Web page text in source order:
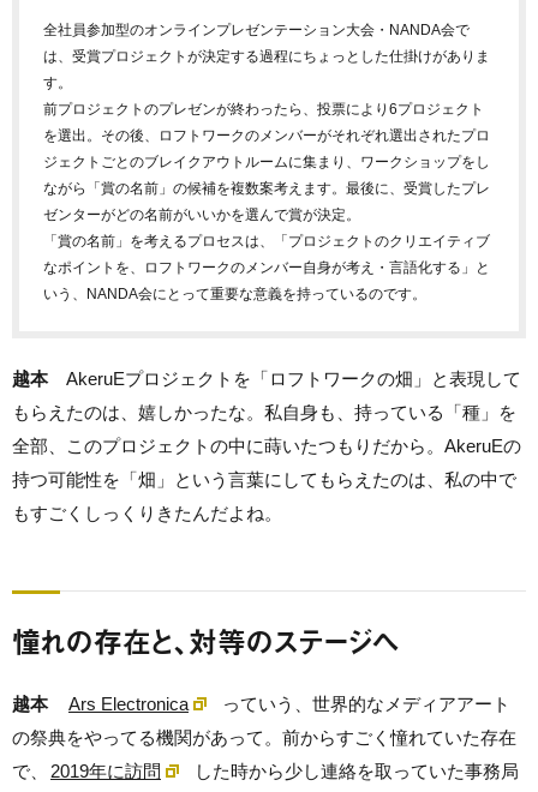
全社員参加型のオンラインプレゼンテーション大会・NANDA会で
は、受賞プロジェクトが決定する過程にちょっとした仕掛けがありま
す。
前プロジェクトのプレゼンが終わったら、投票により6プロジェクト
を選出。その後、ロフトワークのメンバーがそれぞれ選出されたプロ
ジェクトごとのブレイクアウトルームに集まり、ワークショップをし
ながら「賞の名前」の候補を複数案考えます。最後に、受賞したプレ
ゼンターがどの名前がいいかを選んで賞が決定。
「賞の名前」を考えるプロセスは、「プロジェクトのクリエイティブ
なポイントを、ロフトワークのメンバー自身が考え・言語化する」と
いう、NANDA会にとって重要な意義を持っているのです。
越本AkeruEプロジェクトを「ロフトワークの畑」と表現して
もらえたのは、嬉しかったな。私自身も、持っている「種」を
全部、このプロジェクトの中に蒔いたつもりだから。AkeruEの
持つ可能性を「畑」という言葉にしてもらえたのは、私の中で
もすごくしっくりきたんだよね。
憧れの存在と、対等のステージへ
越本 Ars Electronica
っていう、世界的なメディアアート
の祭典をやってる機関があって。前からすごく憧れていた存在
で、
2019年に訪問
した時から少し連絡を取っていた事務局